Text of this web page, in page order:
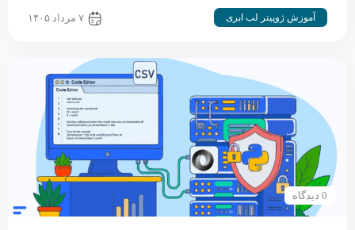
آموزش ژوپیتر لب ابری ۷ مرداد ۱۴۰۵
0 دیدگاه